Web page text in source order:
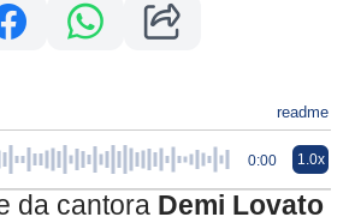
readme
0:00 1.0x
da cantora Demi Lovato